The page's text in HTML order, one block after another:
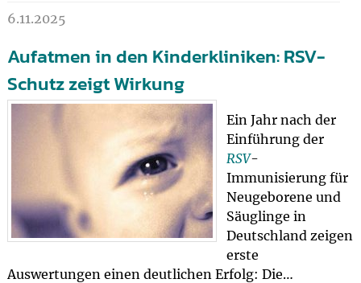
6.11.2025
Aufatmen in den Kinderkliniken: RSV-
Schutz zeigt Wirkung
Ein Jahr nach der
Einführung der
RSV-
Immunisierung für
Neugeborene und
Säuglinge in
Deutschland zeigen
erste
Auswertungen einen deutlichen Erfolg: Die…